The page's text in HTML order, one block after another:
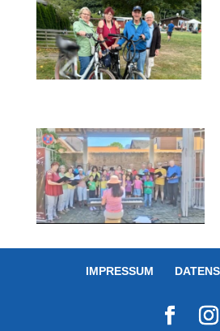
IMPRESSUM